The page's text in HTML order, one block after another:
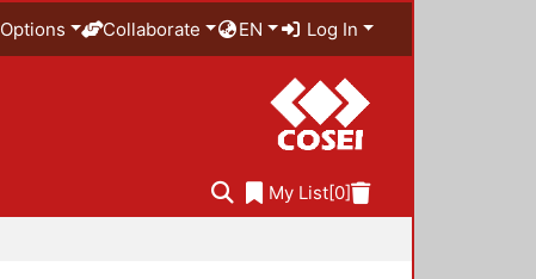
Options Collaborate EN Log In
My List[0]